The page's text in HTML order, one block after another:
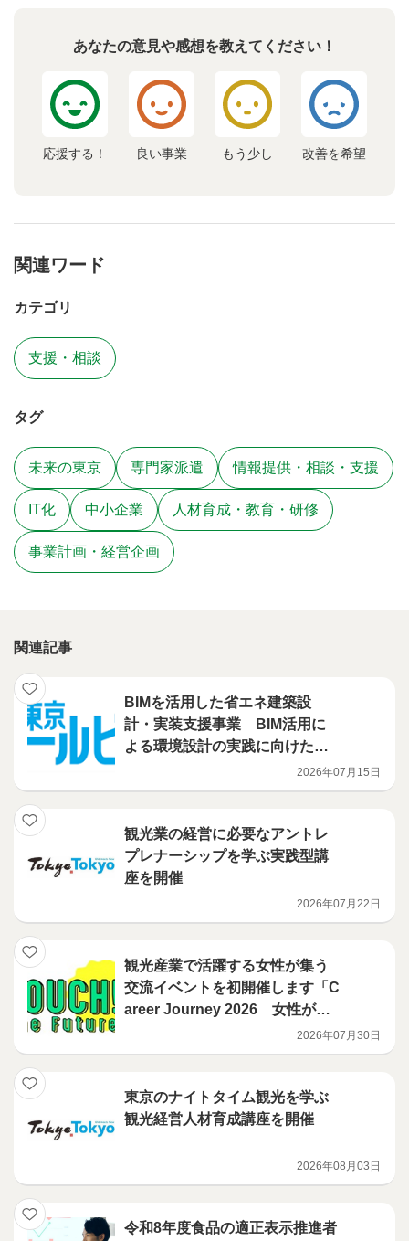
あなたの意見や感想を教えてください！
応援する！ 良い事業 もう少し 改善を希望
関連ワード
カテゴリ
支援・相談
タグ
未来の東京 専門家派遣 情報提供・相談・支援
IT化 中小企業 人材育成・教育・研修
事業計画・経営企画
関連記事
BIMを活用した省エネ建築設
計・実装支援事業 BIM活用に
よる環境設計の実践に向けたハ
2026年07月15日
観光業の経営に必要なアントレ
プレナーシップを学ぶ実践型講
座を開催
2026年07月22日
観光産業で活躍する女性が集う
交流イベントを初開催します「C
areer Journey 2026 女性がお
もしろくする、これからの観光
業」
2026年07月30日
東京のナイトタイム観光を学ぶ
観光経営人材育成講座を開催
2026年08月03日
令和8年度食品の適正表示推進者